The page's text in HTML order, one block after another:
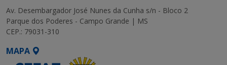
Av. Desembargador José Nunes da Cunha s/n - Bloco 2
Parque dos Poderes - Campo Grande | MS
CEP.: 79031-310
MAPA